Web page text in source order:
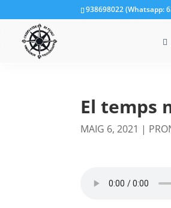
938698022 (Whatsapp:
El temps
MAIG 6, 2021 |